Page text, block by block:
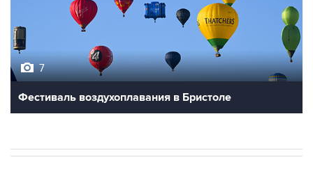
Фестиваль воздухоплавания в Бристоле